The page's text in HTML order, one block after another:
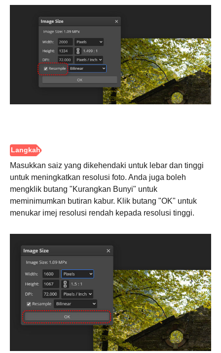
Langkah
Langkah
2.
Masukkan saiz yang dikehendaki untuk lebar dan tinggi
untuk meningkatkan resolusi foto. Anda juga boleh
mengklik butang "Kurangkan Bunyi" untuk
meminimumkan butiran kabur. Klik butang "OK" untuk
menukar imej resolusi rendah kepada resolusi tinggi.